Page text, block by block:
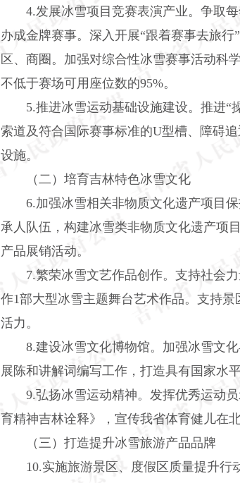
4.发展冰雪项目竞赛表演产业。争取每
办成金牌赛事。深入开展“跟着赛事去旅
区、商圈。加强对综合性冰雪赛事活动科
不低于赛场可用座位数的95%。
5.推进冰雪运动基础设施建设。推进“操
索道及符合国际赛事标准的U型槽、障碍
设施。
（二）培育吉林特色冰雪文化
6.加强冰雪相关非物质文化遗产项目保
承人队伍，构建冰雪类非物质文化遗产项
产品展销活动。
7.繁荣冰雪文艺作品创作。支持社会力
作1部大型冰雪主题舞台艺术作品。支持
活力。
8.建设冰雪文化博物馆。加强冰雪文化
展陈和讲解词编写工作，打造具有国家水
9.弘扬冰雪运动精神。发挥优秀运动员
育精神吉林诠释》，宣传我省体育健儿在
（三）打造提升冰雪旅游产品品牌
10.实施旅游景区、度假区质量提升行